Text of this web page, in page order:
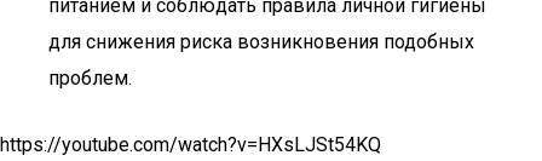
питанием и соблюдать правила личной гигиены
для снижения риска возникновения подобных
проблем.
https://youtube.com/watch?v=HXsLJSt54KQ